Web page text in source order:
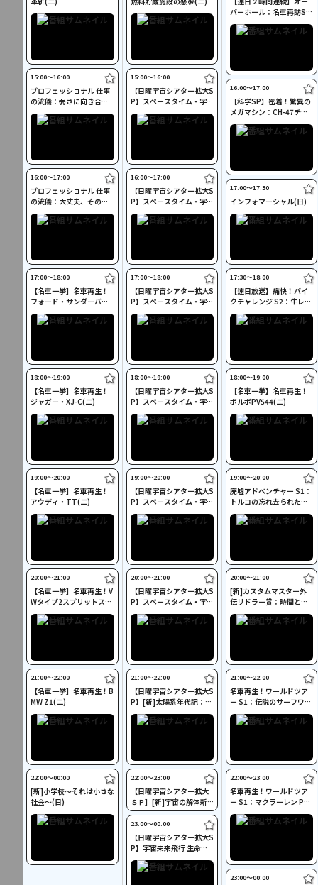
15:00〜16:00
プロフェッショナル 仕事
の流儀：弱さに向き合
い、強くなる(日)
16:00〜17:00
プロフェッショナル 仕事
の流儀：大丈夫、その言
葉が人を強くする(日)
17:00〜18:00
【名車一挙】名車再生！
フォード・サンダーバー
ド(二)
18:00〜19:00
【名車一挙】名車再生！
ジャガー・XJ-C(二)
19:00〜20:00
【名車一挙】名車再生！
アウディ・TT(二)
20:00〜21:00
【名車一挙】名車再生！V
Wタイプ2スプリットスク
リーン(二)
21:00〜22:00
【名車一挙】名車再生！B
MW Z1(二)
22:00〜00:00
[新]小学校～それは小さな
社会～(日)
15:00〜16:00
【日曜宇宙シアター拡大S
P】スペースタイム・宇宙
ガイド S4：未知なる世界
(二)
16:00〜17:00
【日曜宇宙シアター拡大S
P】スペースタイム・宇宙
ガイド S4：重力(二)
17:00〜18:00
【日曜宇宙シアター拡大S
P】スペースタイム・宇宙
ガイド S4：生命の探求
(二)
18:00〜19:00
【日曜宇宙シアター拡大S
P】スペースタイム・宇宙
ガイド S4：太陽系の衛星
(二)
19:00〜20:00
【日曜宇宙シアター拡大S
P】スペースタイム・宇宙
ガイド：人類の宇宙ゴミ
(二)
20:00〜21:00
【日曜宇宙シアター拡大S
P】スペースタイム・宇宙
ガイド S4：火星への期待
(二)
21:00〜22:00
【日曜宇宙シアター拡大S
P】[新]太陽系年代記：岩
石惑星の運命(二)
22:00〜23:00
【日曜宇宙シアター拡大
ＳＰ】[新]宇宙の解体新
書Ｓ５：宇宙の誕生と進
化（二）
23:00〜00:00
【日曜宇宙シアター拡大S
P】宇宙未来飛行 生命探
査の旅：惑星ハンター
(二)
バーホール：名車再訪SP
(二)
16:00〜17:00
【科学SP】密着！驚異の
メガマシン：CH-47チヌ
ーク(二)
17:00〜17:30
インフォマーシャル(日)
17:30〜18:00
【連日放送】痛快！バイ
クチャレンジ S2：牛レス
キュー(二)
18:00〜19:00
【名車一挙】名車再生！
ボルボPV544(二)
19:00〜20:00
廃墟アドベンチャー S1：
トルコの忘れ去られた楽
園(二)
20:00〜21:00
[新]カスタムマスター外
伝リドラー賞：時間との
闘い(二)
21:00〜22:00
名車再生！ワールドツア
ー S1：伝説のサーフワゴ
ン(二)
22:00〜23:00
名車再生！ワールドツア
ー S1：マクラーレン P1
(二)
23:00〜00:00